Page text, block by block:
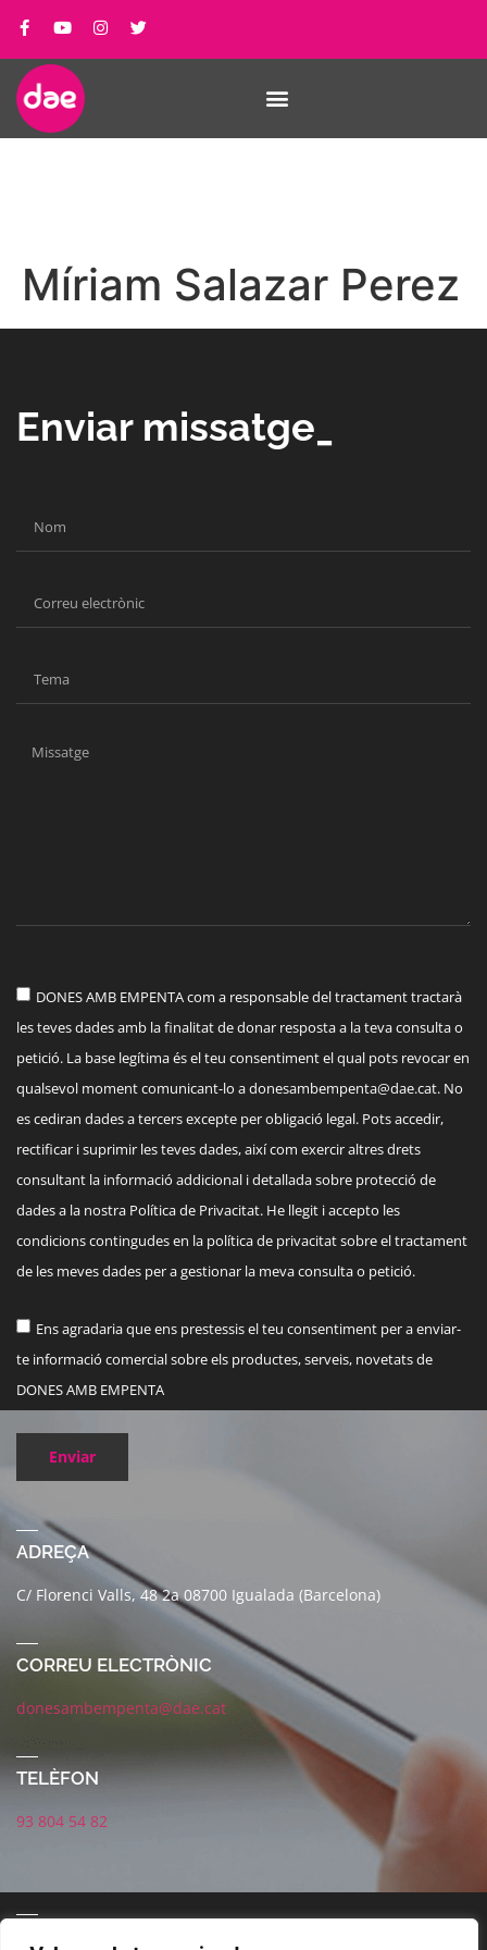
Míriam Salazar Perez
Enviar missatge_
DONES AMB EMPENTA com a responsable del tractament tractarà
les teves dades amb la finalitat de donar resposta a la teva consulta o
petició. La base legítima és el teu consentiment el qual pots revocar en
qualsevol moment comunicant-lo adonesambempenta@dae.cat. No
es cediran dades a tercers excepte per obligació legal. Pots accedir,
rectificar i suprimir les teves dades, així com exercir altres drets
consultant la informació addicional i detallada sobre protecció de
dades a la nostra Política de Privacitat. He llegit i accepto les
condicions contingudes en la política de privacitat sobre el tractament
de les meves dades per a gestionar la meva consulta o petició.
Ens agradaria que ens prestessis el teu consentiment per a enviar-
te informació comercial sobre els productes, serveis, novetats de
DONES AMB EMPENTA
Enviar
ADREÇA
C/ Florenci Valls, 48 2a 08700 Igualada (Barcelona)
CORREU ELECTRÒNIC
donesambempenta@dae.cat
TELÈFON
93 804 54 82